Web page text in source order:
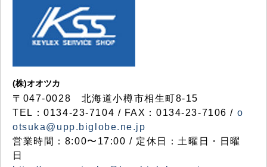
(株)オオツカ
〒047-0028 北海道小樽市相生町8-15
TEL：0134-23-7104 / FAX：0134-23-7106 / o
otsuka@upp.biglobe.ne.jp
営業時間：8:00〜17:00 / 定休日：土曜日・日曜
日